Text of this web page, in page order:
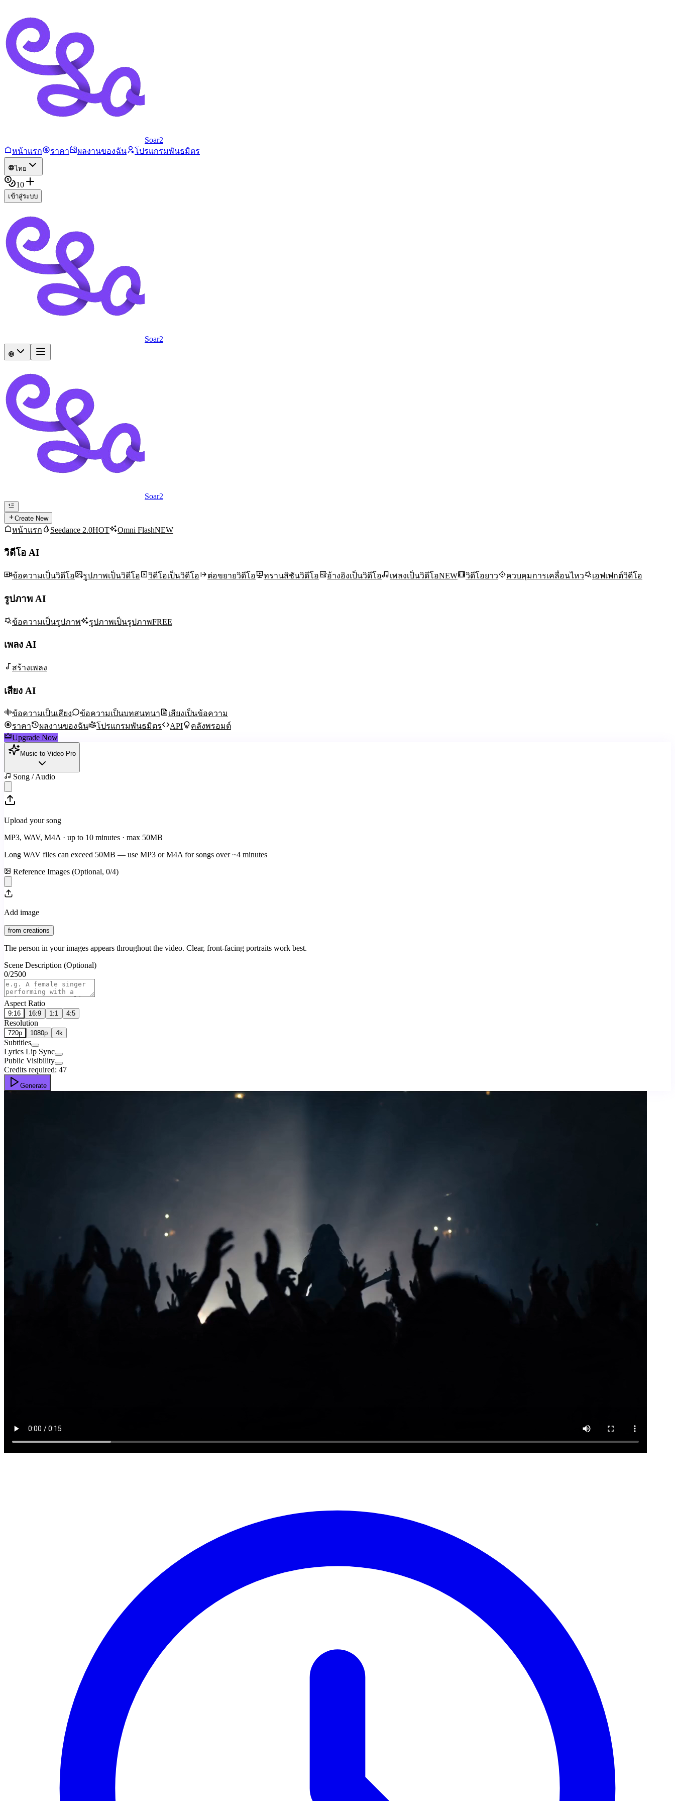
Soar2
หน้าแรก
ราคา ผลงานของฉัน โปรแกรมพันธมิตร
ไทย
10
เข้าสู่ระบบ
Soar2
Soar2
Create New
หน้าแรก Seedance 2.0HOT Omni FlashNEW
วิดีโอ AI
ข้อความเป็นวิดีโอ รูปภาพเป็นวิดีโอ วิดีโอเป็นวิดีโอ ต่อขยายวิดีโอ ทรานสิชันวิดีโอ อ้างอิงเป็นวิดีโอ เพลงเป็นวิดีโอNEW วิดีโอยาว ควบคุมการเคลื่อนไหว เอฟเฟกต์วิดีโอ
รูปภาพ AI
ข้อความเป็นรูปภาพ รูปภาพเป็นรูปภาพFREE
เพลง AI
สร้างเพลง
เสียง AI
ข้อความเป็นเสียง ข้อความเป็นบทสนทนา
เสียงเป็นข้อความ
ราคา
ผลงานของฉัน โปรแกรมพันธมิตร API
คลังพรอมต์
Upgrade Now
Music to Video Pro
Song / Audio
Upload your song
MP3, WAV, M4A · up to 10 minutes · max 50MB
Long WAV files can exceed 50MB — use MP3 or M4A for songs over ~4 minutes
Reference Images (Optional, 0/4)
Add image
from creations
The person in your images appears throughout the video. Clear, front-facing portraits work best.
Scene Description (Optional)
0/2500
Aspect Ratio
9:16 16:9 1:1 4:5
Resolution
720p 1080p 4k
Subtitles
Lyrics Lip Sync
Public Visibility
Credits required: 47
Generate